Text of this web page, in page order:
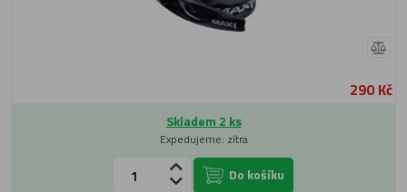
290 Kč
Skladem 2 ks
Expedujeme: zítra
Do košíku